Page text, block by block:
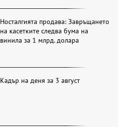
Носталгията продава: Завръщането
на касетките следва бума на
винила за 1 млрд. долара
Кадър на деня за 3 август